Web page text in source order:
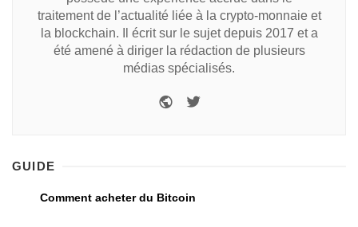
traitement de l’actualité liée à la crypto-monnaie et
la blockchain. Il écrit sur le sujet depuis 2017 et a
été amené à diriger la rédaction de plusieurs
médias spécialisés.
GUIDE
Comment acheter du Bitcoin